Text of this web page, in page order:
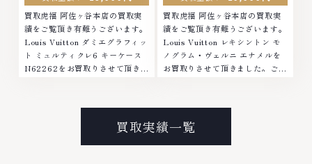
買取虎福 阿佐ヶ谷本店の買取実
績をご覧頂き有難うございます。
Louis Vuitton ダミエグラフィッ
ト ミュルティクレ6 キーケース
N62262をお買取りさせて頂きま
プラチナ ダイヤモンド ブランド
品 ブランド衣類 お酒買取りのこ
となら、お任せください。なかで
も金・プラチナ等のアクセサリ
買取虎福 阿佐ヶ谷本店の買取実
績をご覧頂き有難うございます。
Louis Vuitton レキシントン モ
ノグラム・ヴェルニ エナメルを
お買取りさせて頂きました。ご来
イヤモンド ブランド品 ブランド
衣類 お酒買取りのことなら、お
任せください。なかでも金・プラ
チナ等のアクセサリー・貴金属・
買取実績一覧